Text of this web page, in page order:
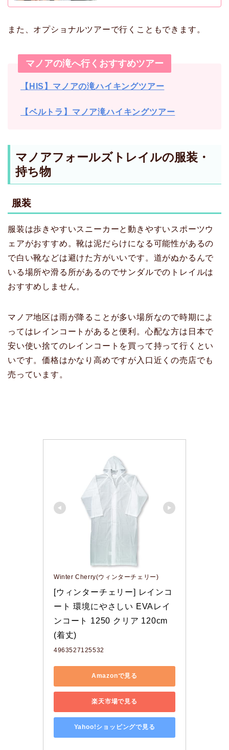
また、オプショナルツアーで行くこともできます。
マノアの滝へ行くおすすめツアー
【HIS】マノアの滝ハイキングツアー
【ベルトラ】マノア滝ハイキングツアー
マノアフォールズトレイルの服装・
持ち物
服装
服装は歩きやすいスニーカーと動きやすいスポーツウ
ェアがおすすめ。靴は泥だらけになる可能性があるの
で白い靴などは避けた方がいいです。道がぬかるんで
いる場所や滑る所があるのでサンダルでのトレイルは
おすすめしません。
マノア地区は雨が降ることが多い場所なので時期によ
ってはレインコートがあると便利。心配な方は日本で
安い使い捨てのレインコートを買って持って行くとい
いです。価格はかなり高めですが入口近くの売店でも
売っています。
Winter Cherry(ウィンターチェリー)
[ウィンターチェリー] レインコ
ート 環境にやさしい EVAレイ
ンコート 1250 クリア 120cm
(着丈)
4963527125532
Amazonで見る
楽天市場で見る
Yahoo!ショッピングで見る